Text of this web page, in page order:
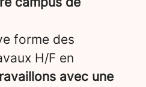
forme des
H/F en
avec une